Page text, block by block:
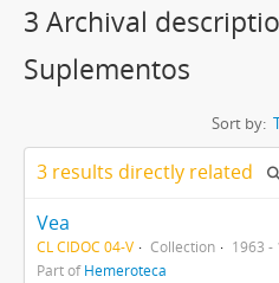
3 Archival
Suplementos
Sort by:
3 results directly related
Vea
CL CIDOC 04-V Collection
1963 -
Part ofHemeroteca